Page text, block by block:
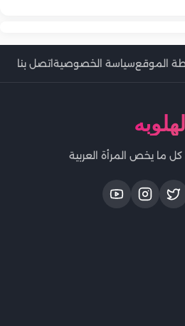
الموقعسياسة الخصوصيةاتصل بنا
لهلوبه
ما يخص المرأة العربية